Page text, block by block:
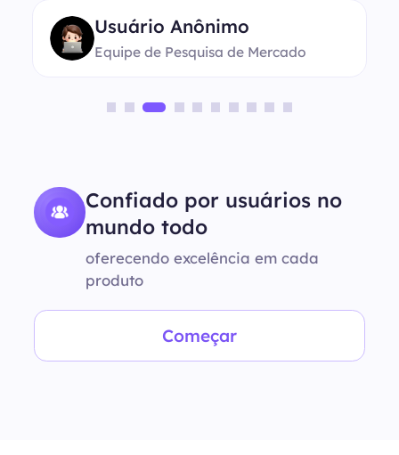
Usuário Anônimo
Equipe de Pesquisa de Mercado
Confiado por usuários no
mundo todo
oferecendo excelência em cada
produto
Começar